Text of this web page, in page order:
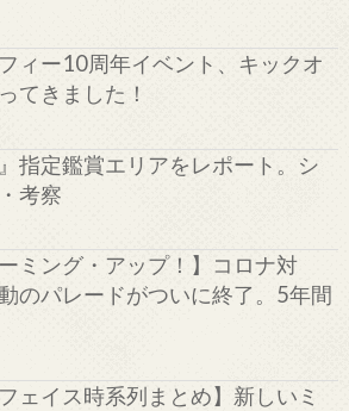
ィー10周年イベント、キックオ
てきました！
指定鑑賞エリアをレポート。シ
考察
ミング・アップ！】コロナ対
のパレードがついに終了。5年間
ェイス時系列まとめ】新しいミ